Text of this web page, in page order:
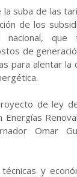
la suba de las
de los
nacional, que
de
para alentar la
de ley
Energías
Omar
y